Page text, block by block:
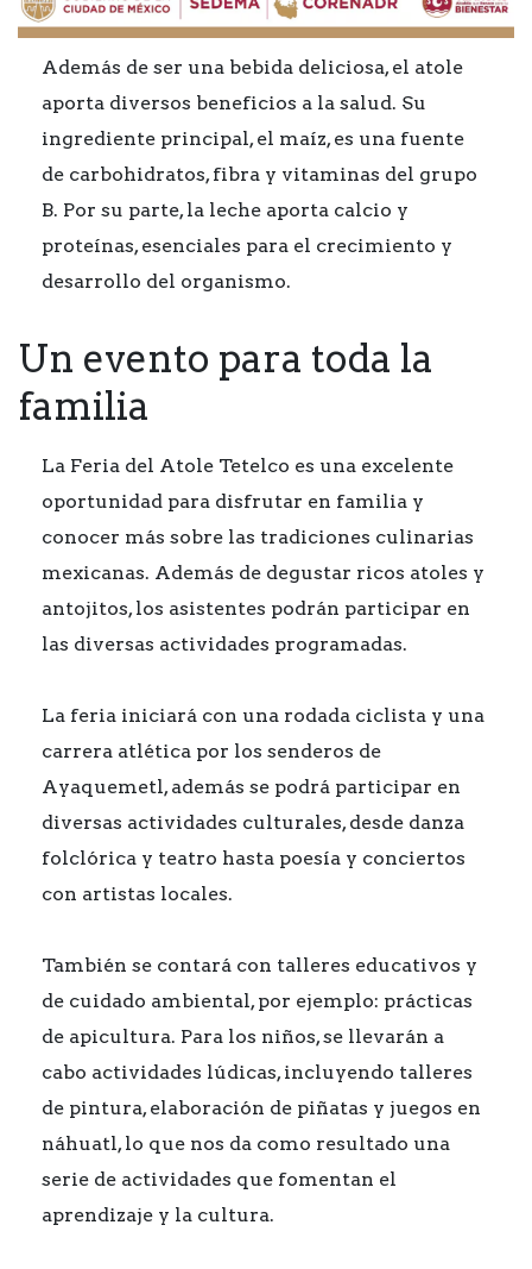
Además de ser una bebida deliciosa, el atole
aporta diversos beneficios a la salud. Su
ingrediente principal, el maíz, es una fuente
de carbohidratos, fibra y vitaminas del grupo
B. Por su parte, la leche aporta calcio y
proteínas, esenciales para el crecimiento y
desarrollo del organismo.
Un evento para toda la
familia
La Feria del Atole Tetelco es una excelente
oportunidad para disfrutar en familia y
conocer más sobre las tradiciones culinarias
mexicanas. Además de degustar ricos atoles y
antojitos, los asistentes podrán participar en
las diversas actividades programadas.
La feria iniciará con una rodada ciclista y una
carrera atlética por los senderos de
Ayaquemetl, además se podrá participar en
diversas actividades culturales, desde danza
folclórica y teatro hasta poesía y conciertos
con artistas locales.
También se contará con talleres educativos y
de cuidado ambiental, por ejemplo: prácticas
de apicultura. Para los niños, se llevarán a
cabo actividades lúdicas, incluyendo talleres
de pintura, elaboración de piñatas y juegos en
náhuatl, lo que nos da como resultado una
serie de actividades que fomentan el
aprendizaje y la cultura.